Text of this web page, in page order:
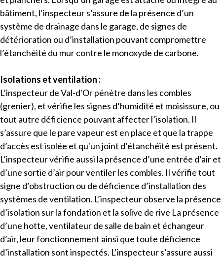
bâtiment, l’inspecteur s’assure de la présence d’un
système de drainage dans le garage, de signes de
détérioration ou d’installation pouvant compromettre
l’étanchéité du mur contre le monoxyde de carbone.
Isolations et ventilation :
L’inspecteur de Val-d'Or pénètre dans les combles
(grenier), et vérifie les signes d’humidité et moisissure, ou
tout autre déficience pouvant affecter l’isolation. Il
s’assure que le pare vapeur est en place et que la trappe
d’accès est isolée et qu'un joint d’étanchéité est présent.
L’inspecteur vérifie aussi la présence d’une entrée d’air et
d’une sortie d’air pour ventiler les combles. Il vérifie tout
signe d’obstruction ou de déficience d’installation des
systèmes de ventilation. L’inspecteur observe la présence
d’isolation sur la fondation et la solive de rive La présence
d’une hotte, ventilateur de salle de bain et échangeur
d’air, leur fonctionnement ainsi que toute déficience
d’installation sont inspectés. L’inspecteur s’assure aussi